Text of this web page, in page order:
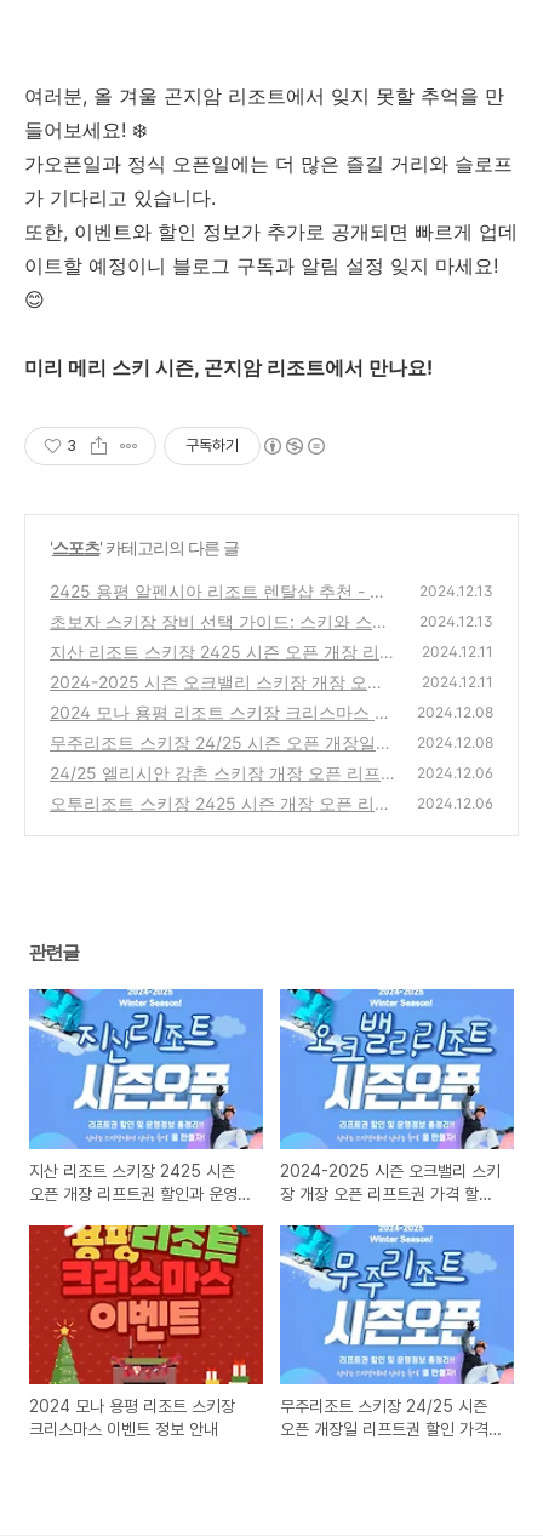
여러분, 올 겨울 곤지암 리조트에서 잊지 못할 추억을 만
들어보세요! ❄️
가오픈일과 정식 오픈일에는 더 많은 즐길 거리와 슬로프
가 기다리고 있습니다.
또한, 이벤트와 할인 정보가 추가로 공개되면 빠르게 업데
이트할 예정이니 블로그 구독과 알림 설정 잊지 마세요!
😊
미리 메리 스키 시즌, 곤지암 리조트에서 만나요!
3 구독하기
'스포츠' 카테고리의 다른 글
2425 용평 알펜시아 리조트 렌탈샵 추천 - 장
비 가격 리프트권 강습 비용 정보
(0)
2024.12.13
초보자 스키장 장비 선택 가이드: 스키와 스노
우보드 비교
(0)
2024.12.13
지산 리조트 스키장 2425 시즌 오픈 개장 리프
트권 할인과 운영 시간 정보 총정리
(0)
2024.12.11
2024-2025 시즌 오크밸리 스키장 개장 오픈
리프트권 가격 할인 정보
(0)
2024.12.11
2024 모나 용평 리조트 스키장 크리스마스 이
벤트 정보 안내
(2)
2024.12.08
무주리조트 스키장 24/25 시즌 오픈 개장일
리프트권 할인 가격 정보
(0)
2024.12.08
24/25 엘리시안 강촌 스키장 개장 오픈 리프
트권 할인 및 이벤트 총정리!
(2)
2024.12.06
오투리조트 스키장 2425 시즌 개장 오픈 리프
2024.12.06
관련글
지산 리조트 스키장 2425 시즌
오픈 개장 리프트권 할인과 운영
2024-2025 시즌 오크밸리 스키
장 개장 오픈 리프트권 가격 할인
2024 모나 용평 리조트 스키장
크리스마스 이벤트 정보 안내
무주리조트 스키장 24/25 시즌
오픈 개장일 리프트권 할인 가격